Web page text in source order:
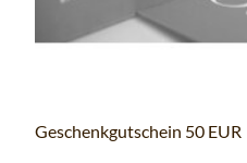
Geschenkgutschein 50 EUR